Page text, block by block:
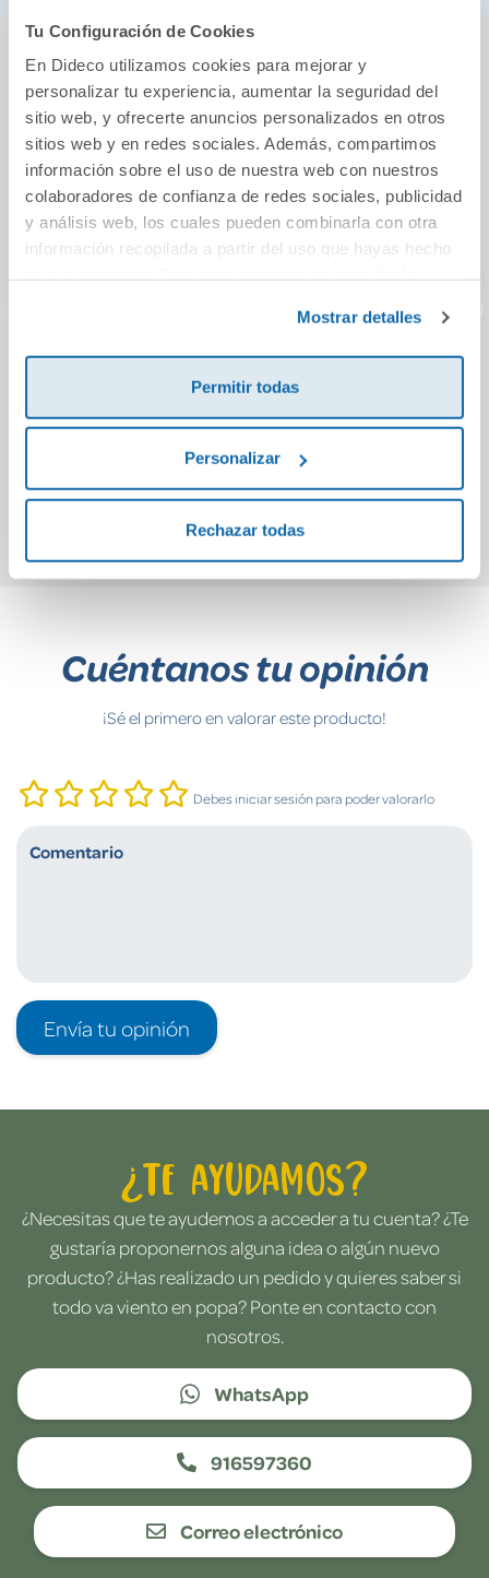
Tu Configuración de Cookies
En Dideco utilizamos cookies para mejorar y
personalizar tu experiencia, aumentar la seguridad del
sitio web, y ofrecerte anuncios personalizados en otros
sitios web y en redes sociales. Además, compartimos
información sobre el uso de nuestra web con nuestros
colaboradores de confianza de redes sociales, publicidad
y análisis web, los cuales pueden combinarla con otra
información recopilada a partir del uso que hayas hecho
Mostrar detalles
Permitir todas
Personalizar
Rechazar todas
También podría gustarte...
Comprar
para picas bolsa 12
unidades
6,55€
Comprar
Cuéntanos tu opinión
¡Sé el primero en valorar este producto!
Debes iniciar sesión para poder valorarlo
Envía tu opinión
¿Te ayudamos?
¿Necesitas que te ayudemos a acceder a tu cuenta? ¿Te
gustaría proponernos alguna idea o algún nuevo
producto? ¿Has realizado un pedido y quieres saber si
todo va viento en popa? Ponte en contacto con
nosotros.
WhatsApp
916597360
Correo electrónico